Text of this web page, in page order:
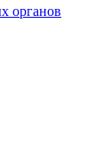
органов